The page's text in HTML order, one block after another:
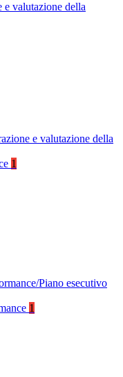
e valutazione della
e valutazione della
1
Piano esecutivo
1